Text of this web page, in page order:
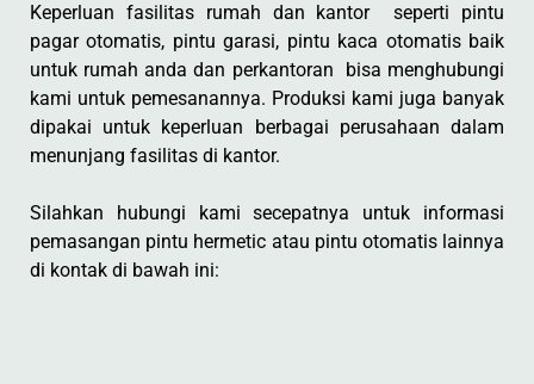
Keperluan fasilitas rumah dan kantor seperti pintu
pagar otomatis, pintu garasi, pintu kaca otomatis baik
untuk rumah anda dan perkantoran bisa menghubungi
kami untuk pemesanannya. Produksi kami juga banyak
dipakai untuk keperluan berbagai perusahaan dalam
menunjang fasilitas di kantor.
Silahkan hubungi kami secepatnya untuk informasi
pemasangan pintu hermetic atau pintu otomatis lainnya
di kontak di bawah ini: